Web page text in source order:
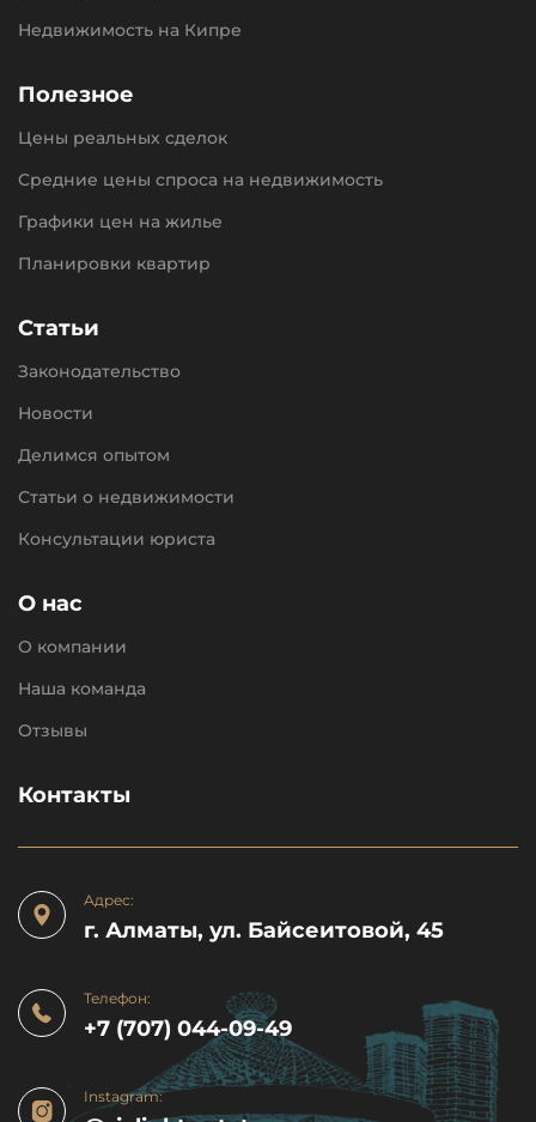
Недвижимость на Кипре
Полезное
Цены реальных сделок
Средние цены спроса на недвижимость
Графики цен на жилье
Планировки квартир
Статьи
Законодательство
Новости
Делимся опытом
Статьи о недвижимости
Консультации юриста
О нас
О компании
Наша команда
Отзывы
Контакты
Адрес:
г. Алматы, ул. Байсеитовой, 45
Телефон:
+7 (707) 044-09-49
Instagram: